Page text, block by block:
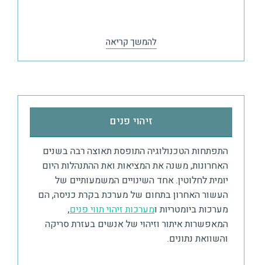
להמשך קריאה
זיהוי פנים​
התפתחות הטכנולוגיה התופסת תאוצה רבה בשנים
האחרונות, משנה את המציאות ואת ההתנהלות היום
יומית לחלוטין. אחד השינויים המשמעותיים של
העשור האחרון בתחום שלמערכת בקרת כניסה, הם
מערכות ביומטריות ומערכות זיהוי תווי פנים,
המאפשרות איתור וזיהוי של אנשים בעזרת סריקה
והשוואת נתונים.